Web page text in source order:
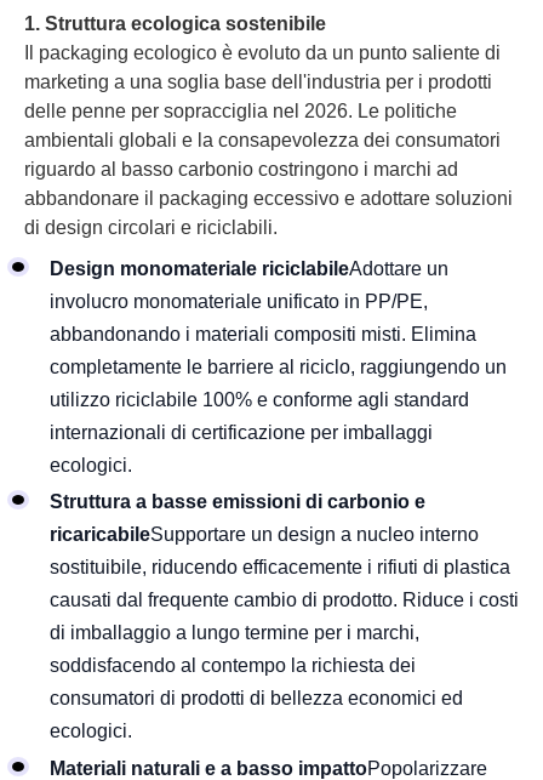
1. Struttura ecologica sostenibile
Il packaging ecologico è evoluto da un punto saliente di
marketing a una soglia base dell'industria per i prodotti
delle penne per sopracciglia nel 2026. Le politiche
ambientali globali e la consapevolezza dei consumatori
riguardo al basso carbonio costringono i marchi ad
abbandonare il packaging eccessivo e adottare soluzioni
di design circolari e riciclabili.
Design monomateriale riciclabileAdottare un
involucro monomateriale unificato in PP/PE,
abbandonando i materiali compositi misti. Elimina
completamente le barriere al riciclo, raggiungendo un
utilizzo riciclabile 100% e conforme agli standard
internazionali di certificazione per imballaggi
ecologici.
Struttura a basse emissioni di carbonio e
ricaricabileSupportare un design a nucleo interno
sostituibile, riducendo efficacemente i rifiuti di plastica
causati dal frequente cambio di prodotto. Riduce i costi
di imballaggio a lungo termine per i marchi,
soddisfacendo al contempo la richiesta dei
consumatori di prodotti di bellezza economici ed
ecologici.
Materiali naturali e a basso impattoPopolarizzare